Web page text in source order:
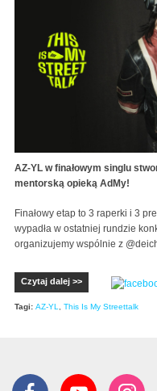
AZ-YL w finałowym singlu
mentorską opieką AdMy!
Finałowy etap to 3 raperki i 3
wypadła w ostatniej rundzie
organizujemy wspólnie z
Czytaj dalej >>
Tagi: AZ-YL This Is My Streettalk